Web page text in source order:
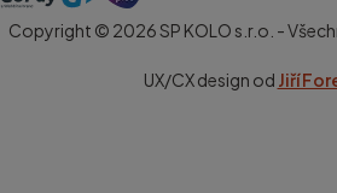
Copyright © 2026 SP KOLO s.r.o. -
UX/CX design od Jiří